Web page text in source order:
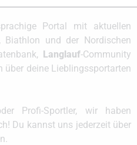
Portal mit aktuellen
und der Nordischen
Langlauf-Community
deine Lieblingssportarten
Profi-Sportler, wir haben
Du kannst uns jederzeit über